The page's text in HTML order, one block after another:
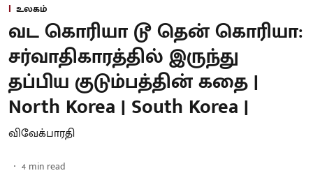
உலகம்
வட கொரியா டூ தென் கொரியா:
சர்வாதிகாரத்தில் இருந்து
தப்பிய குடும்பத்தின் கதை |
North Korea | South Korea |
விவேக்பாரதி
4 min read